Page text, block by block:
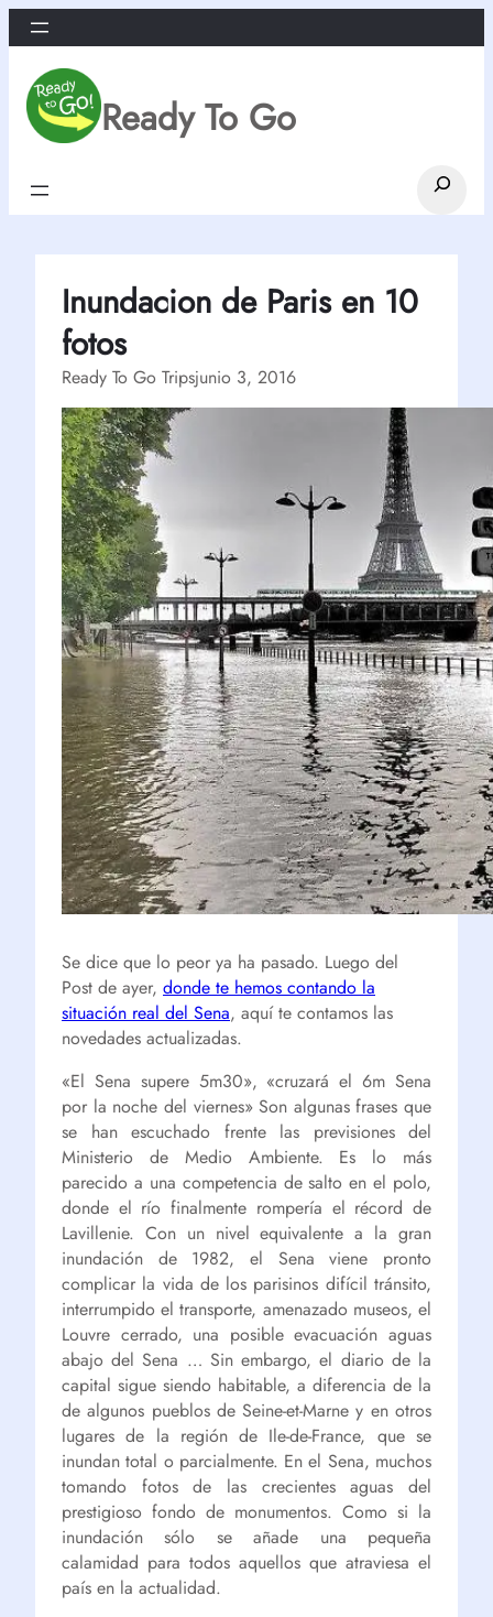
Saltar
al
contenido
Ready To Go
Search
Inundacion de Paris en 10
fotos
Ready To Go Tripsjunio 3, 2016
Se dice que lo peor ya ha pasado. Luego del
Post de ayer, donde te hemos contando la
situación real del Sena, aquí te contamos las
novedades actualizadas.
«El Sena supere 5m30», «cruzará el 6m Sena
por la noche del viernes» Son algunas frases que
se han escuchado frente las previsiones del
Ministerio de Medio Ambiente. Es lo más
parecido a una competencia de salto en el polo,
donde el río finalmente rompería el récord de
Lavillenie. Con un nivel equivalente a la gran
inundación de 1982, el Sena viene pronto
complicar la vida de los parisinos difícil tránsito,
interrumpido el transporte, amenazado museos, el
Louvre cerrado, una posible evacuación aguas
abajo del Sena … Sin embargo, el diario de la
capital sigue siendo habitable, a diferencia de la
de algunos pueblos de Seine-et-Marne y en otros
lugares de la región de Ile-de-France, que se
inundan total o parcialmente. En el Sena, muchos
tomando fotos de las crecientes aguas del
prestigioso fondo de monumentos. Como si la
inundación sólo se añade una pequeña
calamidad para todos aquellos que atraviesa el
país en la actualidad.